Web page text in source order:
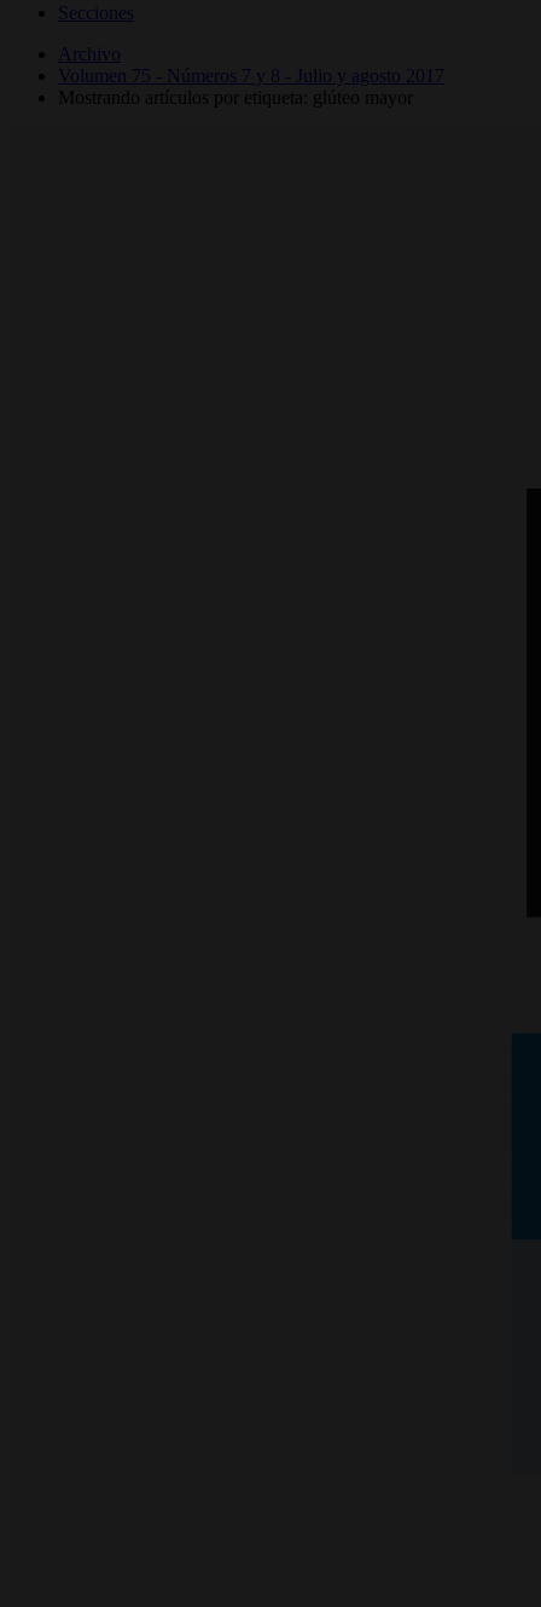
Secciones
Archivo
Volumen 75 - Números 7 y 8 - Julio y agosto 2017
Mostrando artículos por etiqueta: glúteo mayor